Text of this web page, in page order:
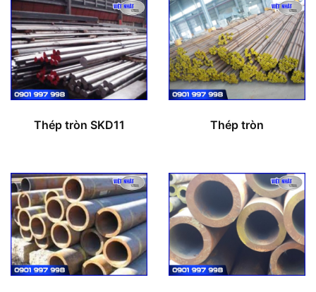
Thép tròn SKD11 Thép tròn